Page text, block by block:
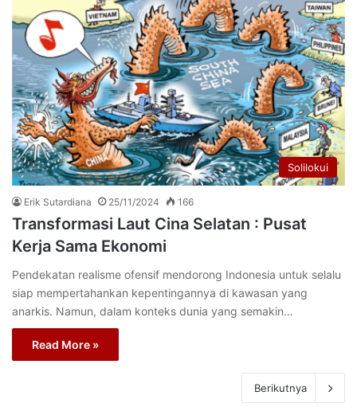
Solilokui
Erik Sutardiana 25/11/2024 166
Transformasi Laut Cina Selatan : Pusat
Kerja Sama Ekonomi
Pendekatan realisme ofensif mendorong Indonesia untuk selalu
siap mempertahankan kepentingannya di kawasan yang
anarkis. Namun, dalam konteks dunia yang semakin…
Read More »
Berikutnya